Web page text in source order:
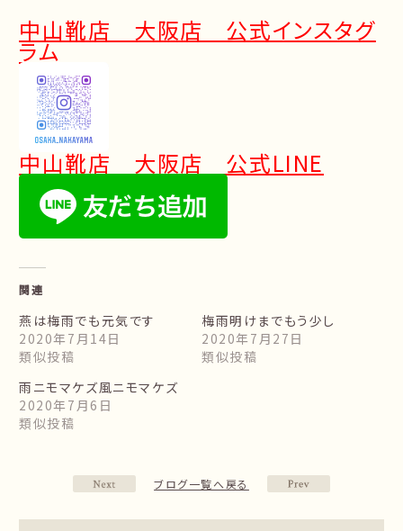
中山靴店 大阪店 公式インスタグ
ラム
中山靴店 大阪店 公式LINE
関連
燕は梅雨でも元気です
2020年7月14日
類似投稿
梅雨明けまでもう少し
2020年7月27日
類似投稿
雨ニモマケズ風ニモマケズ
2020年7月6日
類似投稿
ブログ一覧へ戻る